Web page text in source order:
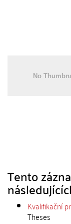
Tento
Kvalifikační
Theses